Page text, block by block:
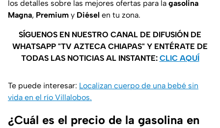
los detalles sobre las mejores ofertas para la gasolina
Magna, Premium y Diésel en tu zona.
SÍGUENOS EN NUESTRO CANAL DE DIFUSIÓN DE
WHATSAPP "TV AZTECA CHIAPAS" Y ENTÉRATE DE
TODAS LAS NOTICIAS AL INSTANTE: CLIC AQUÍ
Te puede interesar: Localizan cuerpo de una bebé sin
vida en el río Villalobos.
¿Cuál es el precio de la gasolina en